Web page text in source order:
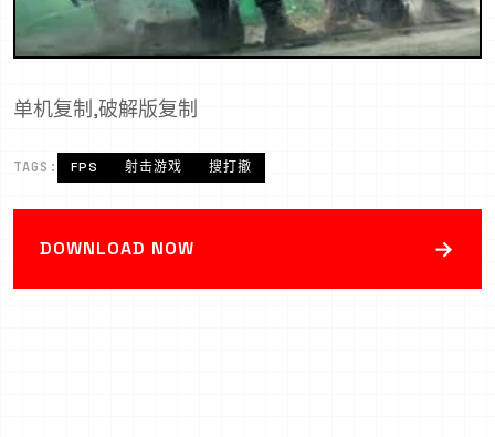
单机复制,破解版复制
TAGS: FPS 射击游戏 搜打撤
DOWNLOAD NOW →